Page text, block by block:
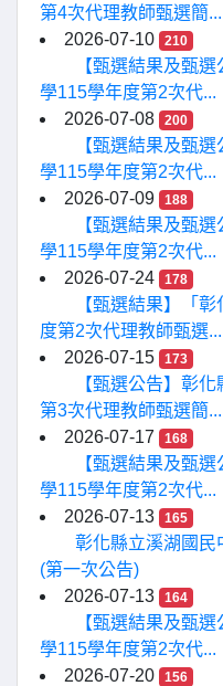
第4次代理教師甄選簡...
2026-07-10
210
【甄選結果及甄
學115學年度第2次代...
2026-07-08
200
【甄選結果及甄
學115學年度第2次代...
2026-07-09
188
【甄選結果及甄
學115學年度第2次代...
2026-07-24
178
【甄選結果】「
度第2次代理教師甄選...
2026-07-15
173
【甄選公告】彰
第3次代理教師甄選簡...
2026-07-17
168
【甄選結果及甄
學115學年度第2次代...
2026-07-13
165
彰化縣立溪湖國民
(第一次公告)
2026-07-13
164
【甄選結果及甄
學115學年度第2次代...
2026-07-20
156